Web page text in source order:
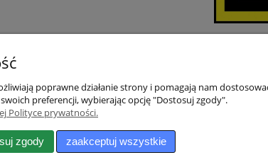
Moje konto
Twoje zamówienia
poprawne działanie strony i pomagają nam
preferencji, wybierając opcję "Dostosuj zgody".
Polityce prywatności.
zgody zaakceptuj wszystkie